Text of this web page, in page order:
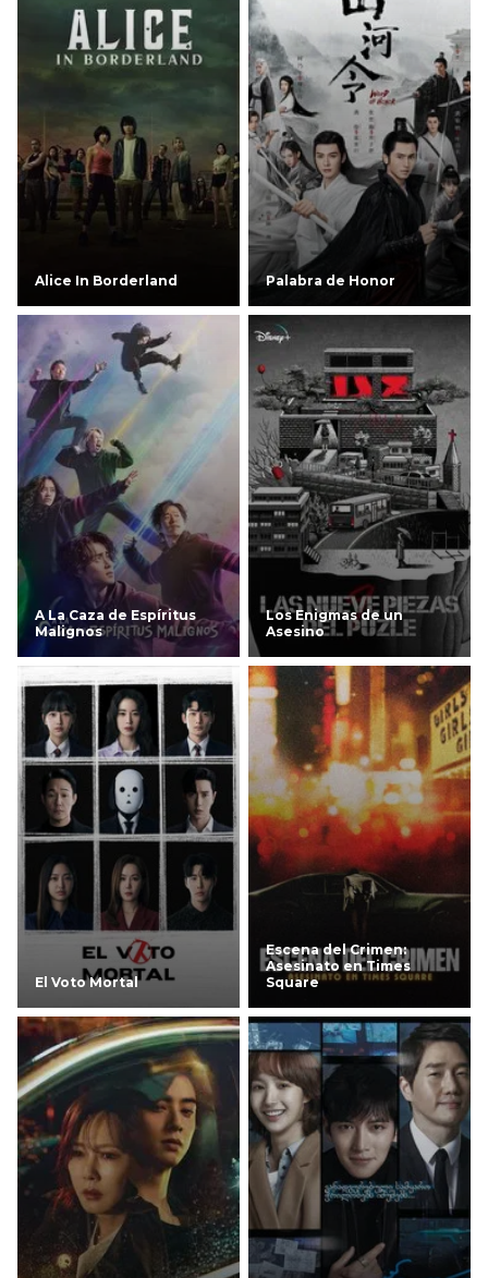
Alice In Borderland Palabra de Honor
A La Caza de Espíritus
Malignos
Los Enigmas de un
Asesino
El Voto Mortal
Escena del Crimen:
Asesinato en Times
Square